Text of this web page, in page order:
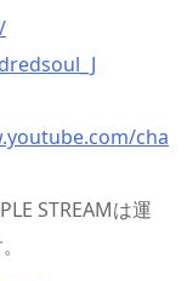
cha
STREAMは運